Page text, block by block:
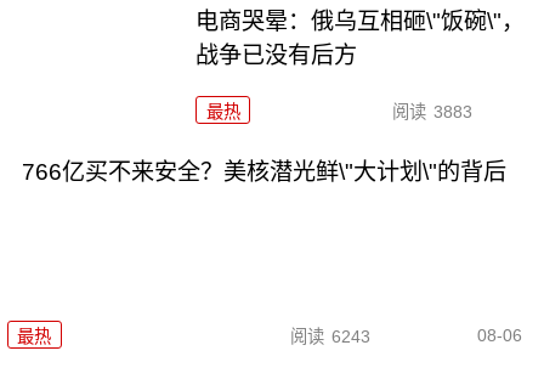
电商哭晕：俄乌互相砸\"饭碗\"，
战争已没有后方
最热 阅读 3883
766亿买不来安全？美核潜光鲜\"大计划\"的背后
最热 阅读 6243 08-06